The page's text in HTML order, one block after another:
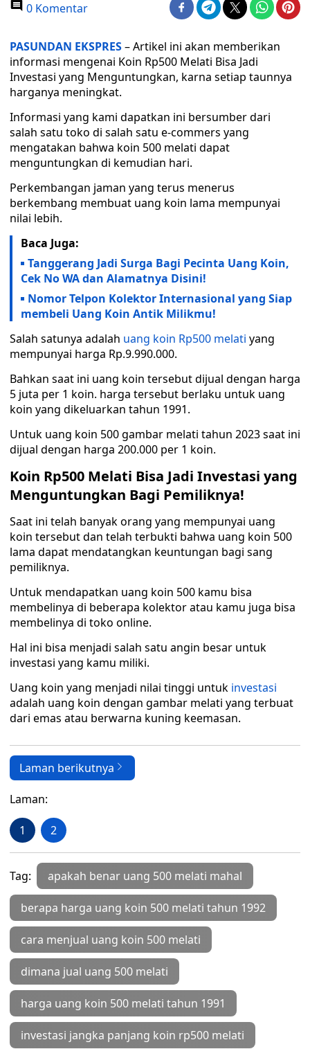
0 Komentar
PASUNDAN EKSPRES– Artikel ini akan memberikan
informasi mengenai Koin Rp500 Melati Bisa Jadi
Investasi yang Menguntungkan, karna setiap taunnya
harganya meningkat.
Informasi yang kami dapatkan ini bersumber dari
salah satu toko di salah satu e-commers yang
mengatakan bahwa koin 500 melati dapat
menguntungkan di kemudian hari.
Perkembangan jaman yang terus menerus
berkembang membuat uang koin lama mempunyai
nilai lebih.
Baca Juga:
Tanggerang Jadi Surga Bagi Pecinta Uang Koin,
Cek No WA dan Alamatnya Disini!
Nomor Telpon Kolektor Internasional yang Siap
membeli Uang Koin Antik Milikmu!
Salah satunya adalah uang koin Rp500 melati yang
mempunyai harga Rp.9.990.000.
Bahkan saat ini uang koin tersebut dijual dengan harga
5 juta per 1 koin. harga tersebut berlaku untuk uang
koin yang dikeluarkan tahun 1991.
Untuk uang koin 500 gambar melati tahun 2023 saat ini
dijual dengan harga 200.000 per 1 koin.
Koin Rp500 Melati Bisa Jadi Investasi yang
Menguntungkan Bagi Pemiliknya!
Saat ini telah banyak orang yang mempunyai uang
koin tersebut dan telah terbukti bahwa uang koin 500
lama dapat mendatangkan keuntungan bagi sang
pemiliknya.
Untuk mendapatkan uang koin 500 kamu bisa
membelinya di beberapa kolektor atau kamu juga bisa
membelinya di toko online.
Hal ini bisa menjadi salah satu angin besar untuk
investasi yang kamu miliki.
Uang koin yang menjadi nilai tinggi untuk investasi
adalah uang koin dengan gambar melati yang terbuat
dari emas atau berwarna kuning keemasan.
Laman berikutnya
Laman:
1 2
Tag: apakah benar uang 500 melati mahal
berapa harga uang koin 500 melati tahun 1992
cara menjual uang koin 500 melati
dimana jual uang 500 melati
harga uang koin 500 melati tahun 1991
investasi jangka panjang koin rp500 melati